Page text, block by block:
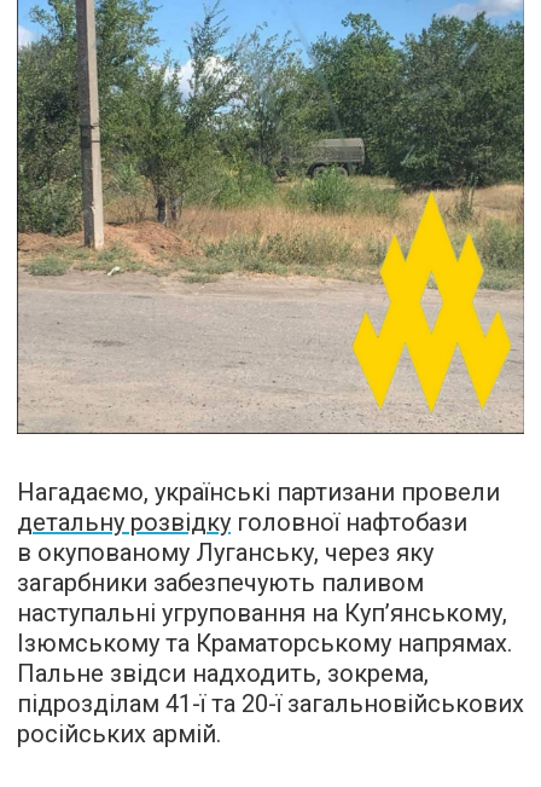
Нагадаємо, українські партизани провели
детальну розвідку головної нафтобази
в окупованому Луганську, через яку
загарбники забезпечують паливом
наступальні угруповання на Куп’янському,
Ізюмському та Краматорському напрямах.
Пальне звідси надходить, зокрема,
підрозділам 41-ї та 20-ї загальновійськових
російських армій.